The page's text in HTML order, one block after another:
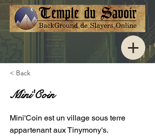
< Back
Mini'Coin
Mini'Coin est un village sous terre
appartenant aux Tinymony's.